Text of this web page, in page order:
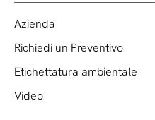
Azienda
Richiedi un Preventivo
Etichettatura ambientale
Video